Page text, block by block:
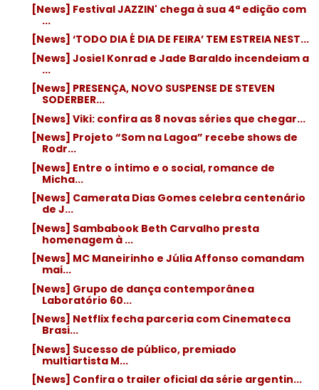
[News] Festival JAZZIN' chega à sua 4ª edição com
...
[News] ‘TODO DIA É DIA DE FEIRA’ TEM ESTREIA NEST...
[News] Josiel Konrad e Jade Baraldo incendeiam a
...
[News] PRESENÇA, NOVO SUSPENSE DE STEVEN
SODERBER...
[News] Viki: confira as 8 novas séries que chegar...
[News] Projeto “Som na Lagoa” recebe shows de
Rodr...
[News] Entre o íntimo e o social, romance de
Micha...
[News] Camerata Dias Gomes celebra centenário
de J...
[News] Sambabook Beth Carvalho presta
homenagem à ...
[News] MC Maneirinho e Júlia Affonso comandam
mai...
[News] Grupo de dança contemporânea
Laboratório 60...
[News] Netflix fecha parceria com Cinemateca
Brasi...
[News] Sucesso de público, premiado
multiartista M...
[News] Confira o trailer oficial da série argentin...